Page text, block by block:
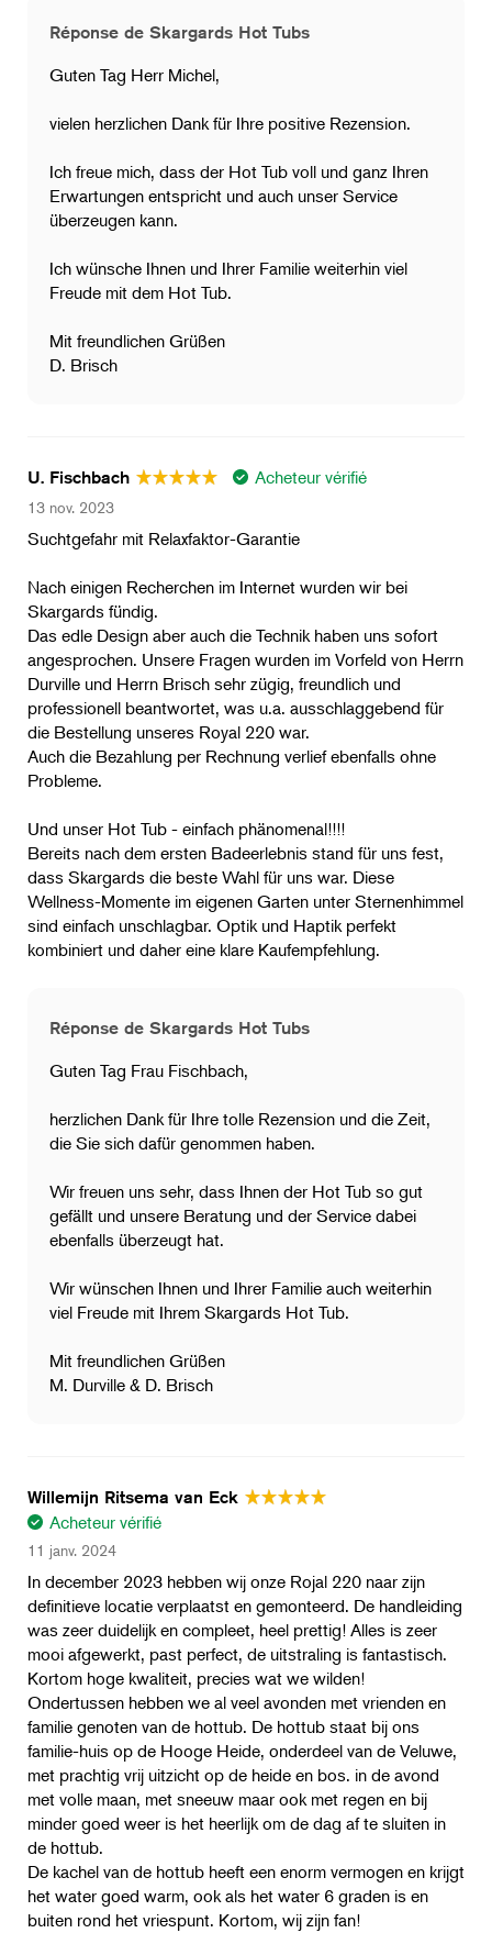
Réponse de Skargards Hot Tubs
Guten Tag Herr Michel,
vielen herzlichen Dank für Ihre positive Rezension.
Ich freue mich, dass der Hot Tub voll und ganz Ihren
Erwartungen entspricht und auch unser Service
überzeugen kann.
Ich wünsche Ihnen und Ihrer Familie weiterhin viel
Freude mit dem Hot Tub.
Mit freundlichen Grüßen
D. Brisch
U. Fischbach Acheteur vérifié
13 nov. 2023
Suchtgefahr mit Relaxfaktor-Garantie
Nach einigen Recherchen im Internet wurden wir bei
Skargards fündig.
Das edle Design aber auch die Technik haben uns sofort
angesprochen. Unsere Fragen wurden im Vorfeld von Herrn
Durville und Herrn Brisch sehr zügig, freundlich und
professionell beantwortet, was u.a. ausschlaggebend für
die Bestellung unseres Royal 220 war.
Auch die Bezahlung per Rechnung verlief ebenfalls ohne
Probleme.
Und unser Hot Tub - einfach phänomenal!!!!
Bereits nach dem ersten Badeerlebnis stand für uns fest,
dass Skargards die beste Wahl für uns war. Diese
Wellness-Momente im eigenen Garten unter Sternenhimmel
sind einfach unschlagbar. Optik und Haptik perfekt
kombiniert und daher eine klare Kaufempfehlung.
Réponse de Skargards Hot Tubs
Guten Tag Frau Fischbach,
​herzlichen Dank für Ihre tolle Rezension und die Zeit,
die Sie sich dafür genommen haben.
​Wir freuen uns sehr, dass Ihnen der Hot Tub so gut
gefällt und unsere Beratung und der Service dabei
ebenfalls überzeugt hat.
Wir wünschen Ihnen und Ihrer Familie auch weiterhin
viel Freude mit Ihrem Skargards Hot Tub.
Mit freundlichen Grüßen
M. Durville & D. Brisch
Willemijn Ritsema van Eck
Acheteur vérifié
11 janv. 2024
In december 2023 hebben wij onze Rojal 220 naar zijn
definitieve locatie verplaatst en gemonteerd. De handleiding
was zeer duidelijk en compleet, heel prettig! Alles is zeer
mooi afgewerkt, past perfect, de uitstraling is fantastisch.
Kortom hoge kwaliteit, precies wat we wilden!
Ondertussen hebben we al veel avonden met vrienden en
familie genoten van de hottub. De hottub staat bij ons
familie-huis op de Hooge Heide, onderdeel van de Veluwe,
met prachtig vrij uitzicht op de heide en bos. in de avond
met volle maan, met sneeuw maar ook met regen en bij
minder goed weer is het heerlijk om de dag af te sluiten in
de hottub.
De kachel van de hottub heeft een enorm vermogen en krijgt
het water goed warm, ook als het water 6 graden is en
buiten rond het vriespunt. Kortom, wij zijn fan!